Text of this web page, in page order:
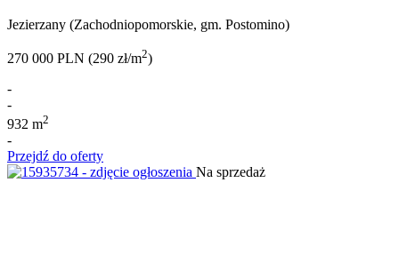
Jezierzany (Zachodniopomorskie, gm. Postomino)
270 000 PLN (290 zł/m2)
-
-
932 m2
-
Przejdź do oferty
Na sprzedaż